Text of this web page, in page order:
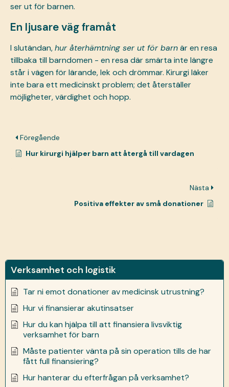
Verksamhet och logistik
Tar ni emot donationer av medicinsk utrustning?
Hur vi finansierar akutinsatser
Hur du kan hjälpa till att finansiera livsviktig
verksamhet för barn
Måste patienter vänta på sin operation tills de har
fått full finansiering?
Hur hanterar du efterfrågan på verksamhet?
ser ut för barnen.
En ljusare väg framåt
I slutändan,hur återhämtning ser ut för barnär en resa
tillbaka till barndomen - en resa där smärta inte längre
står i vägen för lärande, lek och drömmar. Kirurgi läker
inte bara ett medicinskt problem; det återställer
möjligheter, värdighet och hopp.
Föregående
Hur kirurgi hjälper barn att återgå till vardagen
Nästa
Positiva effekter av små donationer